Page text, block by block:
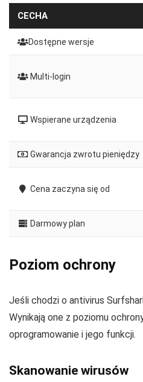
CECHA
Dostępne wersje
Multi-login
Wspierane urządzenia
Gwarancja zwrotu pieniędzy
Cena zaczyna się od
Darmowy plan
Poziom ochrony
Jeśli chodzi o antivirus
Wynikają one z poziomu
oprogramowanie i jego funkcji.
Skanowanie wirusów